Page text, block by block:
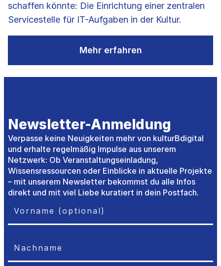
schaffen könnte: Die Einrichtung einer zentralen
Servicestelle für IT-Aufgaben in der Kultur.
Mehr erfahren
Newsletter-Anmeldung
Verpasse keine Neuigkeiten mehr von kulturBdigital
und erhalte regelmäßig Impulse aus unserem
Netzwerk: Ob Veranstaltungseinladung,
Wissensressourcen oder Einblicke in aktuelle Projekte
– mit unserem Newsletter bekommst du alle Infos
direkt und mit viel Liebe kuratiert in dein Postfach.